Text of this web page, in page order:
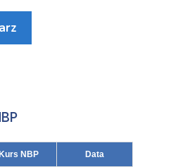
Kurs NBP Data